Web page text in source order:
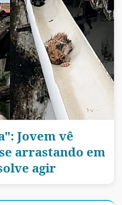
Jovem vê
arrastando em
agir